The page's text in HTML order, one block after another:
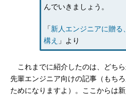
んでいきましょう。
「新人エンジニアに贈る
構え 」より
これまでに紹介したのは、どち
先輩エンジニア向けの記事（もち
ためになりますよ）。ここからは